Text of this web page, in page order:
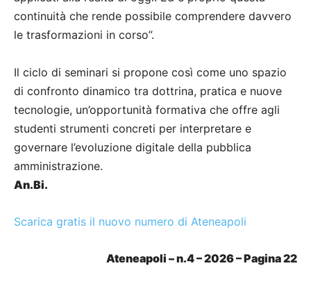
continuità che rende possibile comprendere davvero
le trasformazioni in corso”.
Il ciclo di seminari si propone così come uno spazio
di confronto dinamico tra dottrina, pratica e nuove
tecnologie, un’opportunità formativa che offre agli
studenti strumenti concreti per interpretare e
governare l’evoluzione digitale della pubblica
amministrazione.
An.Bi.
Scarica gratis il nuovo numero di Ateneapoli
Ateneapoli – n.4 – 2026 – Pagina 22